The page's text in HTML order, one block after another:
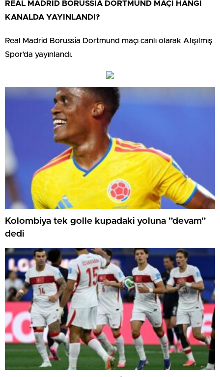
REAL MADRİD BORUSSİA DORTMUND MAÇI HANGİ
KANALDA YAYINLANDI?
Real Madrid Borussia Dortmund maçı canlı olarak Alışılmış
Spor’da yayınlandı.
Kolombiya tek golle kupadaki yoluna ”devam”
dedi